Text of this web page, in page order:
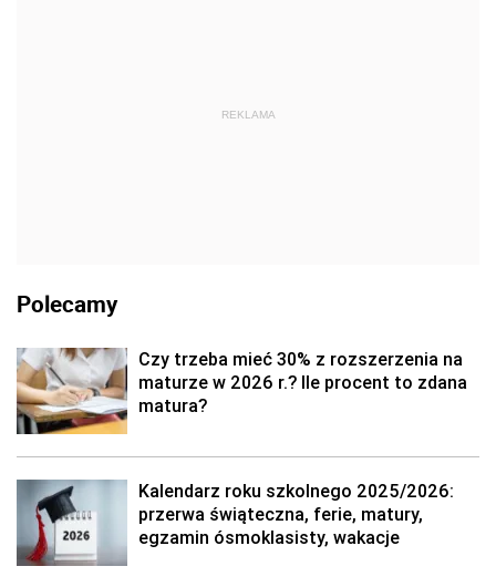
REKLAMA
Polecamy
Czy trzeba mieć 30% z rozszerzenia na
maturze w 2026 r.? Ile procent to zdana
matura?
Kalendarz roku szkolnego 2025/2026:
przerwa świąteczna, ferie, matury,
egzamin ósmoklasisty, wakacje